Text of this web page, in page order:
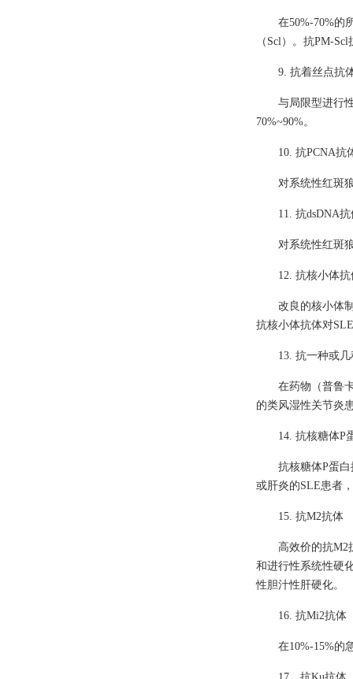
在50%-70%的
（Scl）。抗PM-
9. 抗着丝点抗
与局限型进行
70%~90%。
10. 抗PCNA抗
对系统性红斑
11. 抗dsDNA抗
对系统性红斑
12. 抗核小体抗
改良的核小体
抗核小体抗体对
13. 抗一种或
在药物（普鲁
的类风湿性关节炎
14. 抗核糖体P
抗核糖体P蛋
或肝炎的SLE患者
15. 抗M2抗体
高效价的抗M2
和进行性系统性硬
性胆汁性肝硬化。
16. 抗Mi2抗体
在10%-15%的